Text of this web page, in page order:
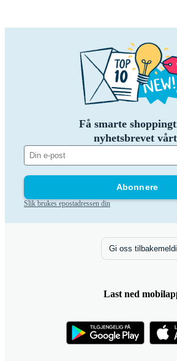
Få smarte
nyhetsbrevet
Abonnere
Slik brukes epostadressen din
Gi oss
Last ned